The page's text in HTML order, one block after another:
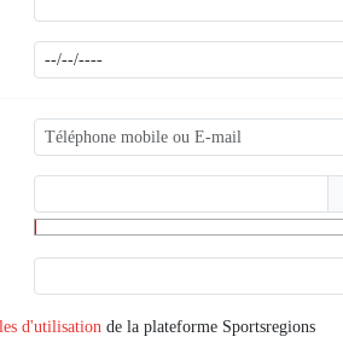
d'utilisation de la plateforme Sportsregions